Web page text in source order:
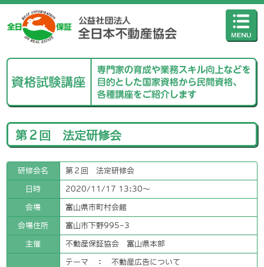
第２回 法定研修会
研修会名 第２回 法定研修会
日時 2020/11/17 13:30〜
会場 富山県市町村会館
会場住所 富山市下野995-3
主催 不動産保証協会 富山県本部
テーマ ： 不動産広告について